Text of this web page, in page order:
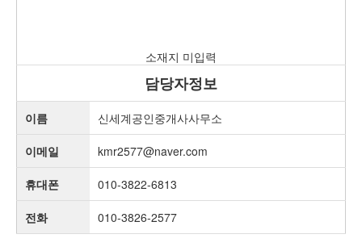
소재지 미입력
담당자정보
이름 신세계공인중개사사무소
이메일 kmr2577@naver.com
휴대폰 010-3822-6813
전화 010-3826-2577